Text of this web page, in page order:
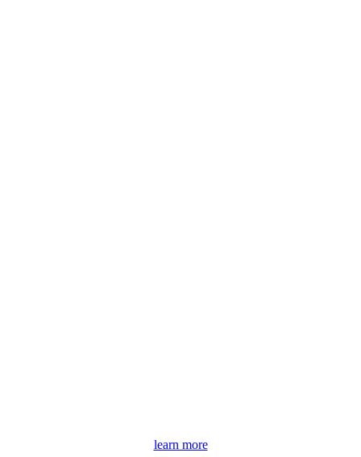
learn more